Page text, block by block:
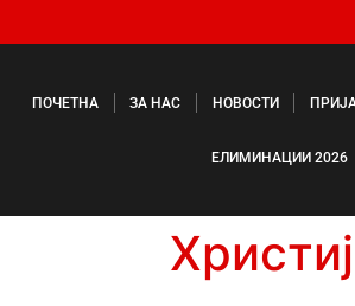
ПОЧЕТНА ЗА НАС НОВОСТИ
ЕЛИМИНАЦИИ 2026